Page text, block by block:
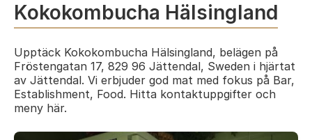
Kokokombucha Hälsingland
Upptäck Kokokombucha Hälsingland, belägen på
Fröstengatan 17, 829 96 Jättendal, Sweden i hjärtat
av Jättendal. Vi erbjuder god mat med fokus på Bar,
Establishment, Food. Hitta kontaktuppgifter och
meny här.